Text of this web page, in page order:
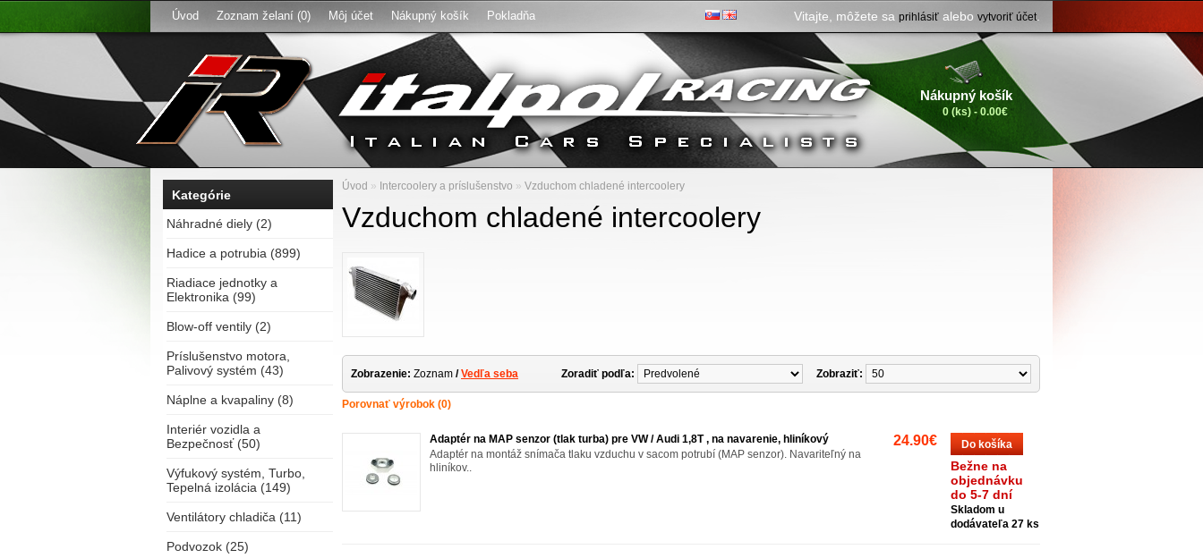
Úvod Zoznam želaní (0) Môj účet Nákupný košík Pokladňa Vitajte, môžete sa prihlásiť alebo vytvoriť účet
Nákupný košík
0 (ks) - 0.00€
Kategórie
Náhradné diely (2)
Hadice a potrubia (899)
Riadiace jednotky a
Elektronika (99)
Blow-off ventily (2)
Príslušenstvo motora,
Palivový systém (43)
Náplne a kvapaliny (8)
Interiér vozidla a
Bezpečnosť (50)
Výfukový systém, Turbo,
Tepelná izolácia (149)
Ventilátory chladiča (11)
Podvozok (25)
Úvod » Intercoolery a príslušenstvo » Vzduchom chladené intercoolery
Vzduchom chladené intercoolery
Zobrazenie: Zoznam / Vedľa seba Zobraziť:
Zoradiť podľa:
Porovnať výrobok (0)
Do košíka
Bežne na
objednávku
do 5-7 dní
Skladom u
dodávateľa 27 ks
24.90€
Adaptér na MAP senzor (tlak turba) pre VW / Audi 1,8T , na navarenie, hliníkový
Adaptér na montáž snímača tlaku vzduchu v sacom potrubí (MAP senzor). Navariteľný na
hliníkov..